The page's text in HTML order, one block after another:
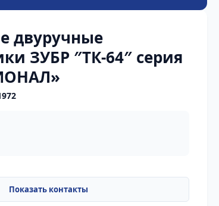
двуручные
ЗУБР ″ТК-64″ серия